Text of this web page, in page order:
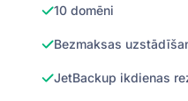
10 domēni
Bezmaksas
JetBackup ikdienas